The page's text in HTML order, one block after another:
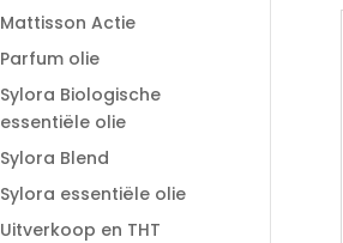
Mattisson Actie
Parfum olie
Sylora Biologische
essentiële olie
Sylora Blend
Sylora essentiële olie
Uitverkoop en THT